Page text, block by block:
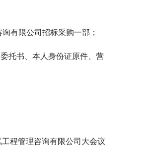
有限公司招标采购一部；
托书、本人身份证原件、营
程管理咨询有限公司大会议